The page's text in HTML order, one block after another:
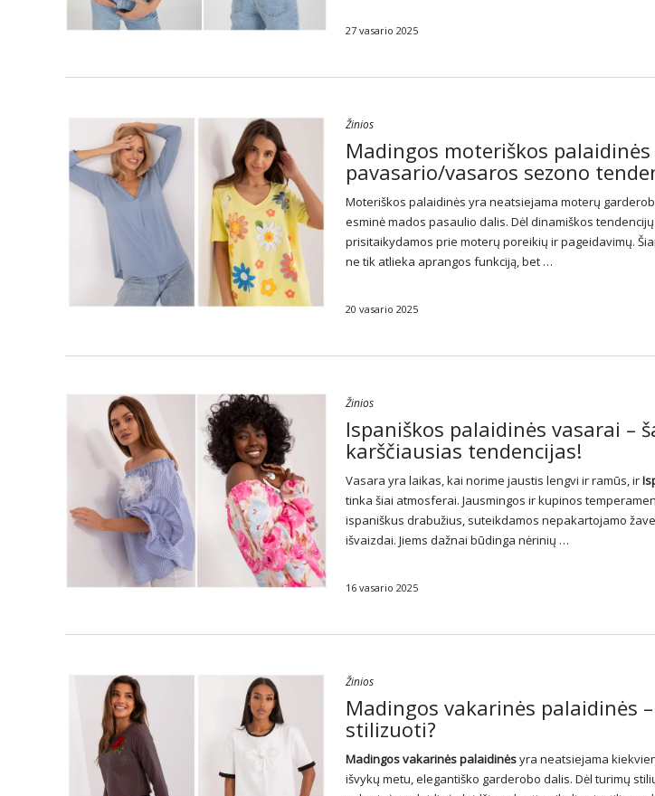
27 vasario 2025
Žinios
Madingos moteriškos
pavasario/vasaros sezono
Moteriškos palaidinės yra neatsiejama moterų
esminė mados pasaulio dalis. Dėl dinamiškos
prisitaikydamos prie moterų poreikių ir pageidavimų.
ne tik atlieka aprangos funkciją, bet …
20 vasario 2025
Žinios
Ispaniškos palaidinės vasarai –
karščiausias tendencijas!
Vasara yra laikas, kai norime jaustis lengvi ir ramūs, ir
tinka šiai atmosferai. Jausmingos ir kupinos
ispaniškus drabužius, suteikdamos nepakartojamo
išvaizdai. Jiems dažnai būdinga nėrinių …
16 vasario 2025
Žinios
Madingos vakarinės palaidinės
stilizuoti?
Madingos vakarinės palaidinėsyra neatsiejama
išvykų metu, elegantiško garderobo dalis. Dėl turimų